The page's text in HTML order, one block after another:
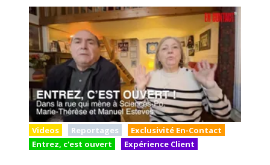
Videos Reportages
Exclusivité En-Contact
Entrez, c'est ouvert
Expérience Client